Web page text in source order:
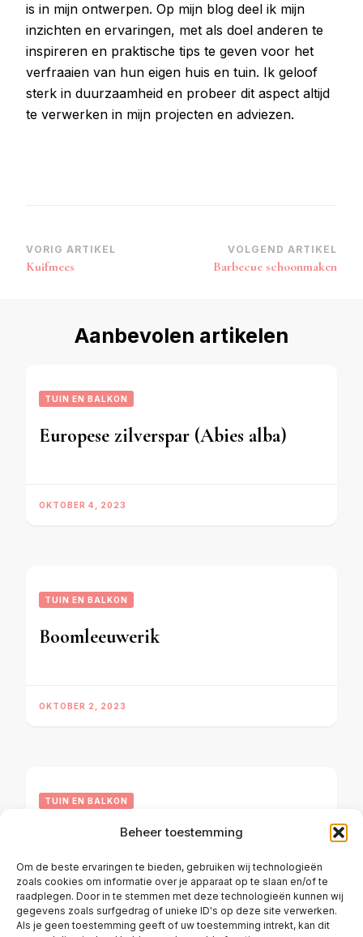
Beheer toestemming
Om de beste ervaringen te bieden, gebruiken wij technologieën
zoals cookies om informatie over je apparaat op te slaan en/of te
raadplegen. Door in te stemmen met deze technologieën kunnen wij
gegevens zoals surfgedrag of unieke ID's op deze site verwerken.
Als je geen toestemming geeft of uw toestemming intrekt, kan dit
is in mijn ontwerpen. Op mijn blog deel ik mijn
inzichten en ervaringen, met als doel anderen te
inspireren en praktische tips te geven voor het
verfraaien van hun eigen huis en tuin. Ik geloof
sterk in duurzaamheid en probeer dit aspect altijd
te verwerken in mijn projecten en adviezen.
Bericht
navigatie
VORIG ARTIKEL
Kuifmees
VOLGEND ARTIKEL
Barbecue schoonmaken
Aanbevolen artikelen
TUIN EN BALKON
Europese zilverspar (Abies alba)
OKTOBER 4, 2023
TUIN EN BALKON
Boomleeuwerik
OKTOBER 2, 2023
TUIN EN BALKON
OKTOBER 2, 2023